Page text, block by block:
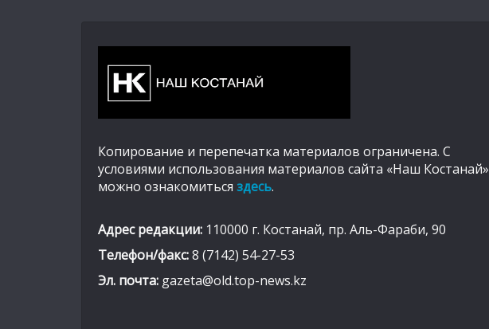
Копирование и перепечатка материалов ограничена. С
условиями использования материалов сайта «Наш Костанай»
можно ознакомиться здесь.
Адрес редакции: 110000 г. Костанай, пр. Аль-Фараби, 90
Телефон/факс:8 (7142) 54-27-53
Эл. почта: gazeta@old.top-news.kz